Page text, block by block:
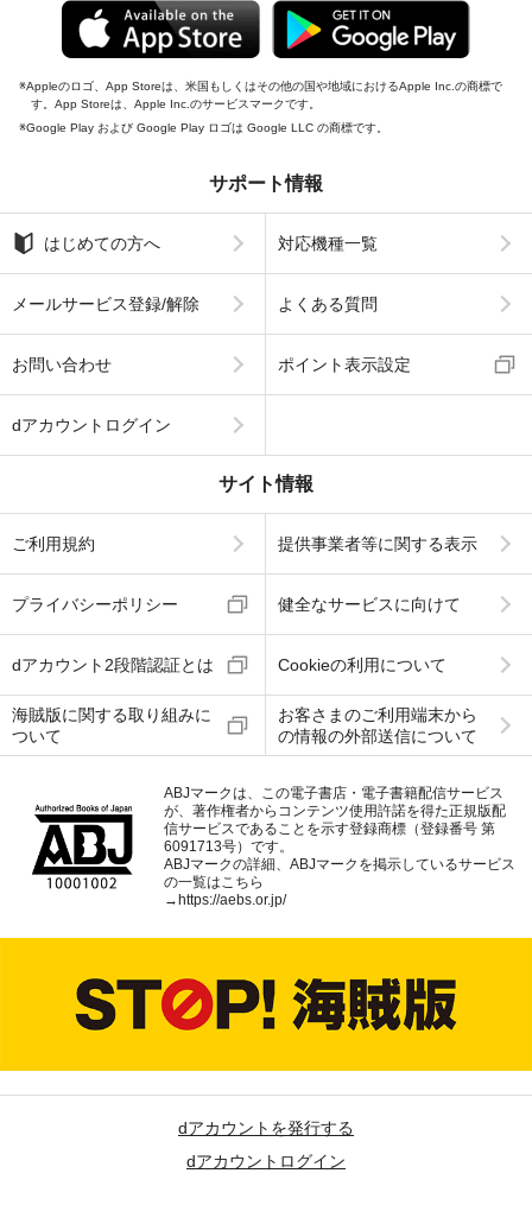
Appleのロゴ、App Storeは、米国もしくはその他の国や地域におけるApple Inc.の商標で
す。App Storeは、Apple Inc.のサービスマークです。
Google Play および Google Play ロゴは Google LLC の商標です。
サポート情報
はじめての方へ 対応機種一覧
メールサービス登録/解除 よくある質問
お問い合わせ ポイント表示設定
dアカウントログイン
サイト情報
ご利用規約 提供事業者等に関する表示
プライバシーポリシー 健全なサービスに向けて
dアカウント2段階認証とは Cookieの利用について
海賊版に関する取り組みに
ついて
お客さまのご利用端末から
の情報の外部送信について
ABJマークは、この電子書店・電子書籍配信サービス
が、著作権者からコンテンツ使用許諾を得た正規版配
信サービスであることを示す登録商標（登録番号 第
6091713号）です。
ABJマークの詳細、ABJマークを掲示しているサービス
の一覧はこちら
→ https://aebs.or.jp/
dアカウントを発行する
dアカウントログイン